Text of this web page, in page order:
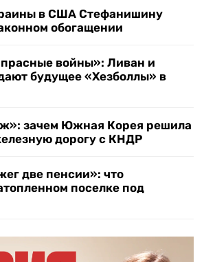
в США Стефанишину
обогащении
войны»: Ливан и
будущее «Хезболлы» в
зачем Южная Корея решила
дорогу с КНДР
две пенсии»: что
поселке под